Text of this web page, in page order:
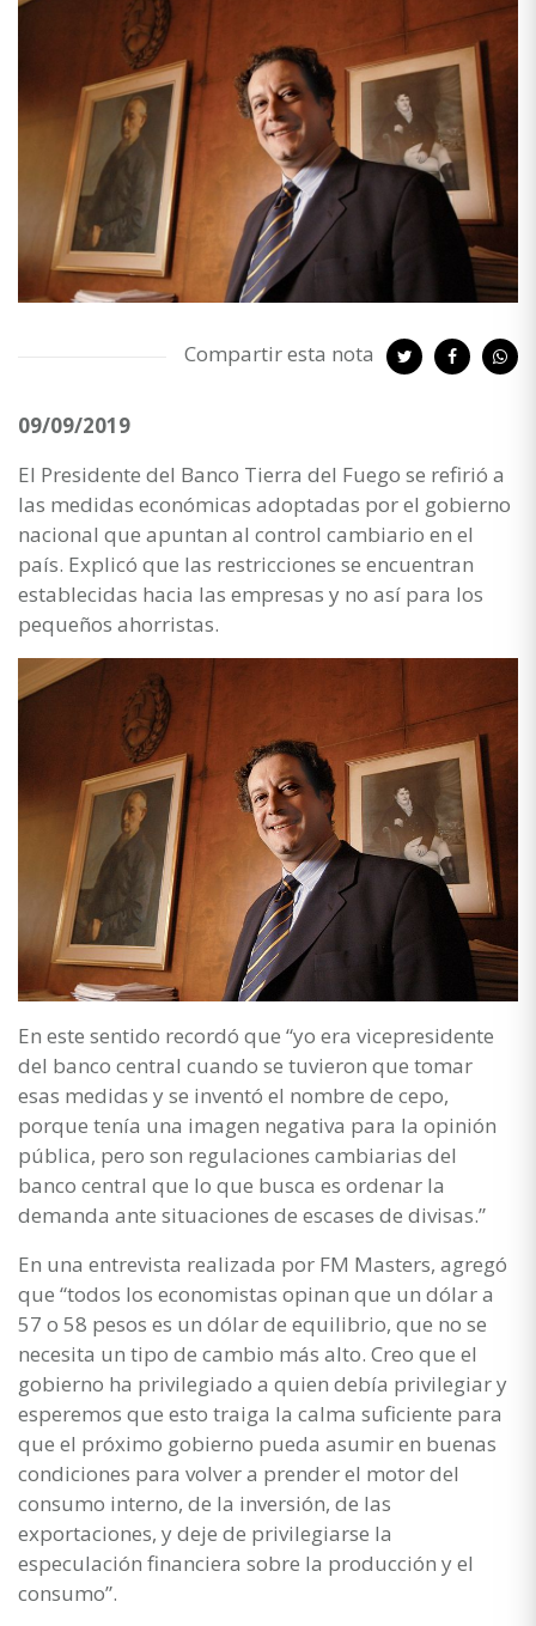
Compartir esta nota
09/09/2019
El Presidente del Banco Tierra del Fuego se refirió a
las medidas económicas adoptadas por el gobierno
nacional que apuntan al control cambiario en el
país. Explicó que las restricciones se encuentran
establecidas hacia las empresas y no así para los
pequeños ahorristas.
En este sentido recordó que “yo era vicepresidente
del banco central cuando se tuvieron que tomar
esas medidas y se inventó el nombre de cepo,
porque tenía una imagen negativa para la opinión
pública, pero son regulaciones cambiarias del
banco central que lo que busca es ordenar la
demanda ante situaciones de escases de divisas.”
En una entrevista realizada por FM Masters, agregó
que “todos los economistas opinan que un dólar a
57 o 58 pesos es un dólar de equilibrio, que no se
necesita un tipo de cambio más alto. Creo que el
gobierno ha privilegiado a quien debía privilegiar y
esperemos que esto traiga la calma suficiente para
que el próximo gobierno pueda asumir en buenas
condiciones para volver a prender el motor del
consumo interno, de la inversión, de las
exportaciones, y deje de privilegiarse la
especulación financiera sobre la producción y el
consumo”.